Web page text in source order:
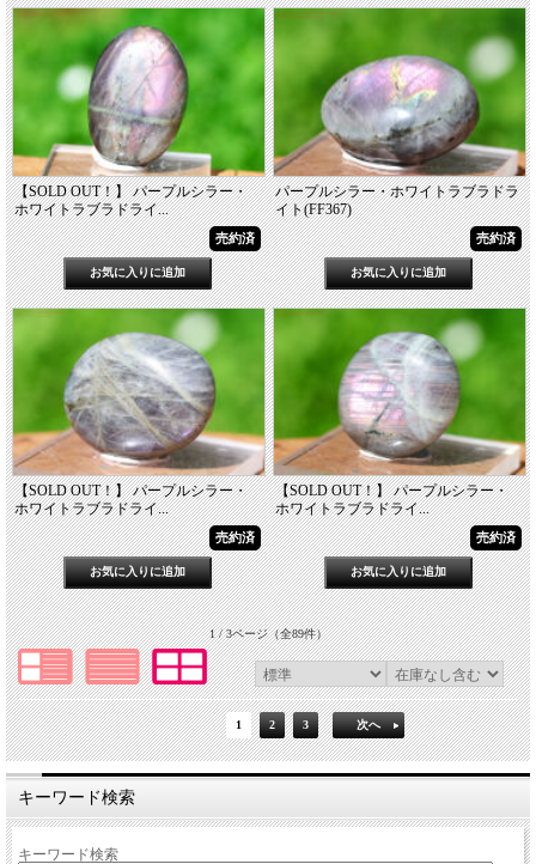
【SOLD OUT！】 パープルシラー・
ホワイトラブラドライ...
売約済
パープルシラー・ホワイトラブラドラ
イト(FF367)
売約済
【SOLD OUT！】 パープルシラー・
ホワイトラブラドライ...
売約済
【SOLD OUT！】 パープルシラー・
ホワイトラブラドライ...
売約済
1 / 3ページ（全89件）
1 2 3 次へ
キーワード検索
キーワード検索